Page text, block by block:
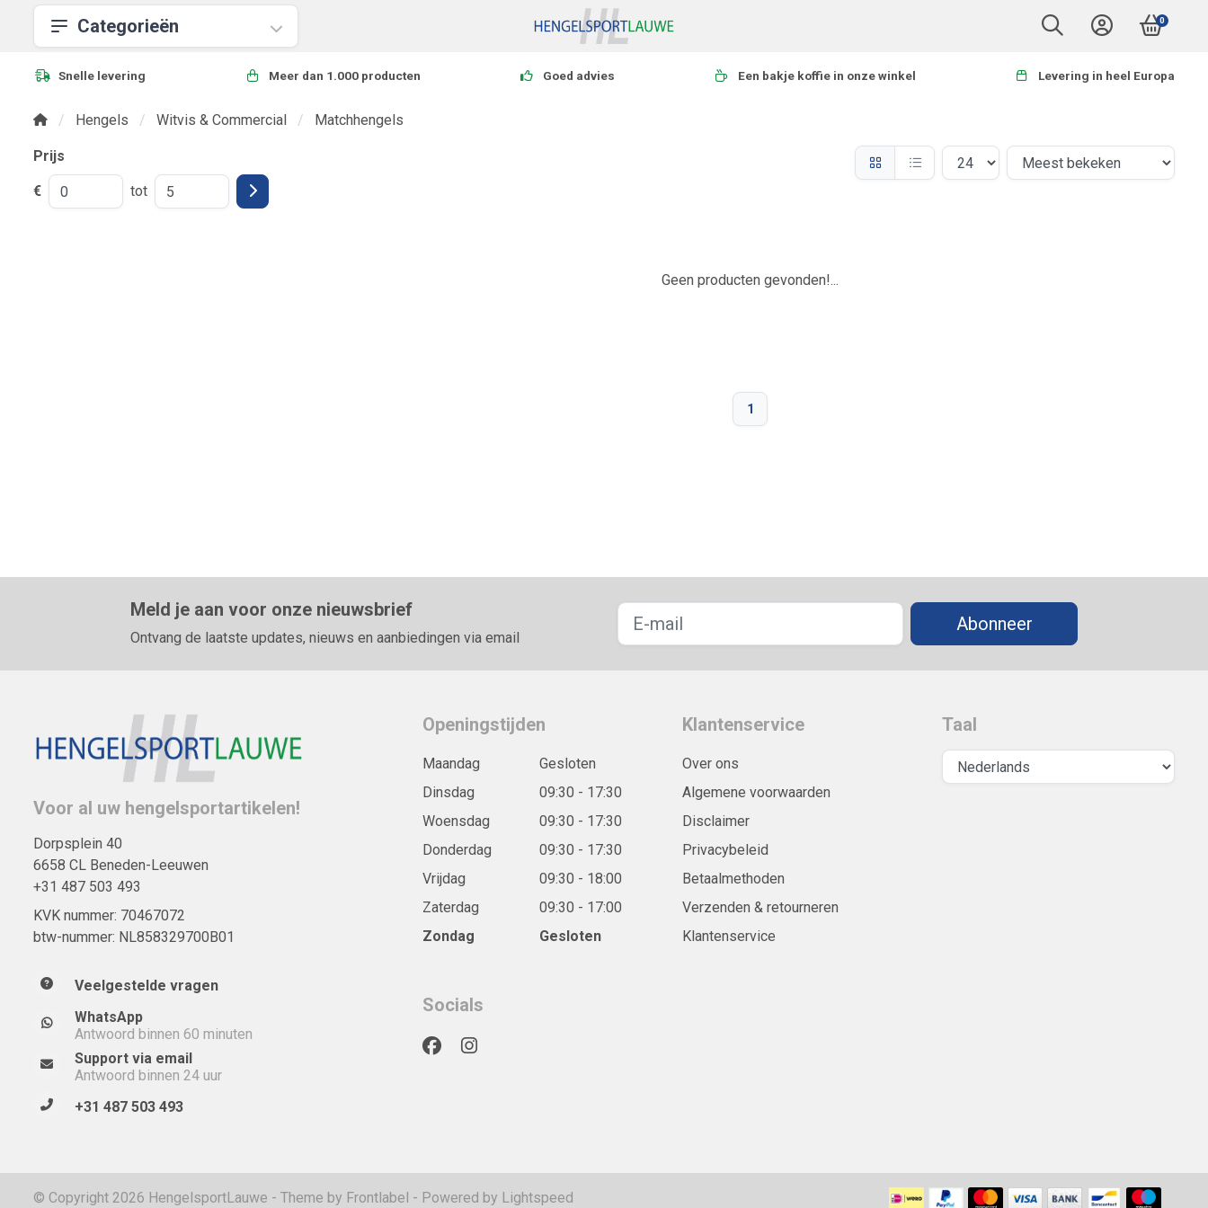
Categorieën 0
Snelle levering Meer dan 1.000 producten Goed advies Een bakje koffie in onze winkel Levering in heel Europa
Hengels Witvis & Commercial Matchhengels
Prijs
€ tot
Geen producten gevonden!...
1
Meld je aan voor onze nieuwsbrief
Ontvang de laatste updates, nieuws en aanbiedingen via email
Abonneer
Voor al uw hengelsportartikelen!
Dorpsplein 40
6658 CL Beneden-Leeuwen
+31 487 503 493
KVK nummer: 70467072
btw-nummer: NL858329700B01
Veelgestelde vragen
WhatsApp
Antwoord binnen 60 minuten
Support via email
Antwoord binnen 24 uur
+31 487 503 493
Openingstijden
Maandag
Gesloten
Dinsdag
09:30 - 17:30
Woensdag
09:30 - 17:30
Donderdag
09:30 - 17:30
Vrijdag
09:30 - 18:00
Zaterdag
09:30 - 17:00
Zondag
Gesloten
Socials
Klantenservice
Over ons
Algemene voorwaarden
Disclaimer
Privacybeleid
Betaalmethoden
Verzenden & retourneren
Klantenservice
Taal
© Copyright 2026 HengelsportLauwe - Theme by Frontlabel - Powered by Lightspeed